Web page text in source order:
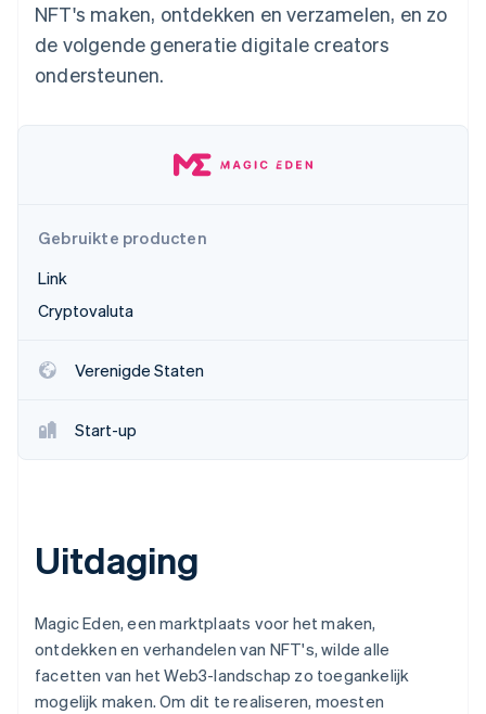
Product roadmap
Radar
Fraudepreventie
Online identiteitsverificatie
Stripe Sessions 2026
Professionele
dienstverlening
Publieke sector
Ecosysteem
Stripe App Marketplace
NFT's maken, ontdekken en verzamelen, en zo
de volgende generatie digitale creators
ondersteunen.
Gebruikte producten
Link
Cryptovaluta
Verenigde Staten
Start-up
Uitdaging
Magic Eden, een marktplaats voor het maken,
ontdekken en verhandelen van NFT's, wilde alle
facetten van het Web3-landschap zo toegankelijk
mogelijk maken. Om dit te realiseren, moesten